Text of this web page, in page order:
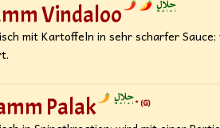
Vindaloo
mit Kartoffeln in sehr scharfer
Palak G